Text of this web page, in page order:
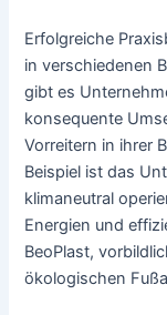
Erfolgreiche
in verschiedenen
gibt es
konsequente
Vorreitern in ihrer
Beispiel ist das
klimaneutral
Energien und
BeoPlast,
ökologischen